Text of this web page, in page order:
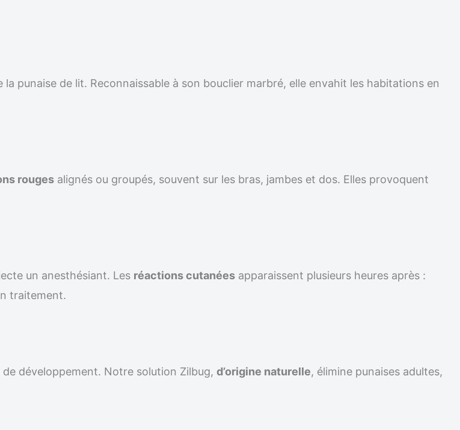
punaise de lit. Reconnaissable à son bouclier marbré, elle envahit les habitations en
rouges alignés ou groupés, souvent sur les bras, jambes et dos. Elles provoquent
un anesthésiant. Les réactions cutanées apparaissent plusieurs heures après :
traitement.
développement. Notre solution Zilbug, d’origine naturelle, élimine punaises adultes,